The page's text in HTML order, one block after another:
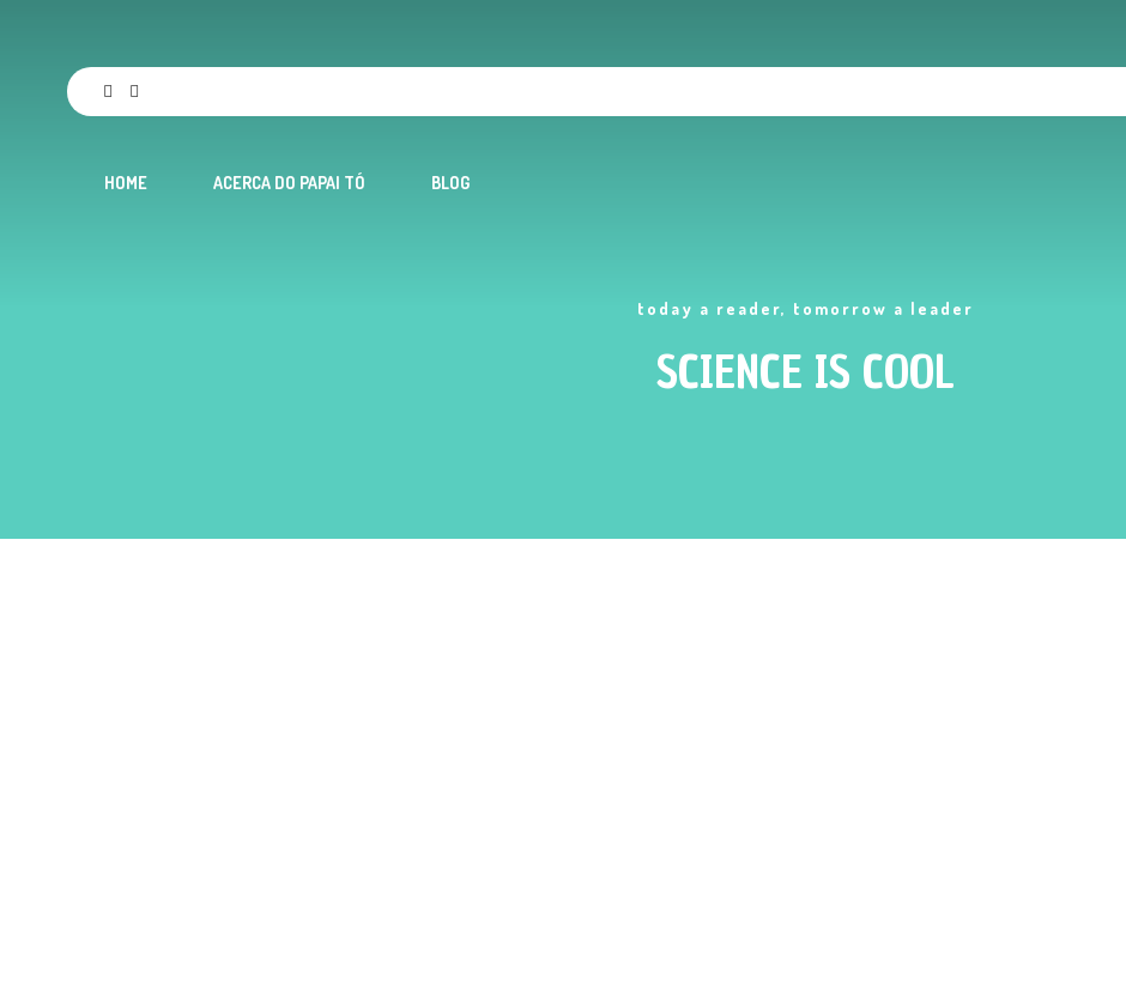
HOME ACERCA DO PAPAI TÓ BLOG
today a reader, tomorrow a leader
SCIENCE IS COOL